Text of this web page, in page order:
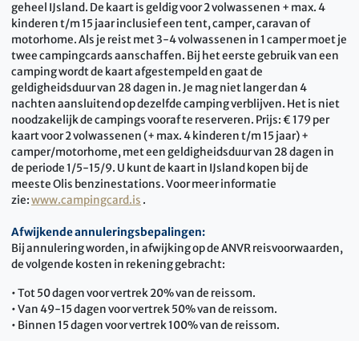
geheel IJsland. De kaart is geldig voor 2 volwassenen + max. 4
kinderen t/m 15 jaar inclusief een tent, camper, caravan of
motorhome. Als je reist met 3-4 volwassenen in 1 camper moet je
twee campingcards aanschaffen. Bij het eerste gebruik van een
camping wordt de kaart afgestempeld en gaat de
geldigheidsduur van 28 dagen in. Je mag niet langer dan 4
nachten aansluitend op dezelfde camping verblijven. Het is niet
noodzakelijk de campings vooraf te reserveren. Prijs: € 179 per
kaart voor 2 volwassenen (+ max. 4 kinderen t/m 15 jaar) +
camper/motorhome, met een geldigheidsduur van 28 dagen in
de periode 1/5-15/9. U kunt de kaart in IJsland kopen bij de
meeste Olis benzinestations. Voor meer informatie
zie:www.campingcard.is .
Afwijkende annuleringsbepalingen:
Bij annulering worden, in afwijking op de ANVR reisvoorwaarden,
de volgende kosten in rekening gebracht:
• Tot 50 dagen voor vertrek 20% van de reissom.
• Van 49-15 dagen voor vertrek 50% van de reissom.
• Binnen 15 dagen voor vertrek 100% van de reissom.